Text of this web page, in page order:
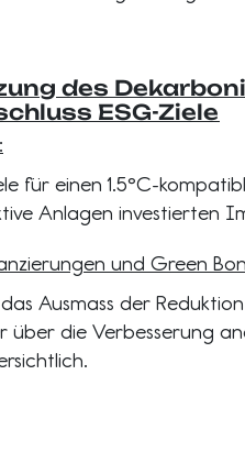
des
ESG-Ziele
für einen 1.5°C-
Anlagen investierten
und Green
Ausmass der
über die Verbesserung